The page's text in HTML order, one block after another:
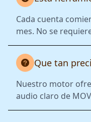
Cada cuenta
mes. No se
Que tan
Nuestro motor
audio claro de